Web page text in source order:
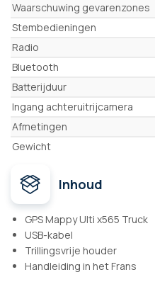
Waarschuwing gevarenzones
Stembedieningen
Radio
Bluetooth
Batterijduur
Ingang achteruitrijcamera
Afmetingen
Gewicht
Inhoud
GPS Mappy Ulti x565 Truck
USB-kabel
Trillingsvrije houder
Handleiding in het Frans